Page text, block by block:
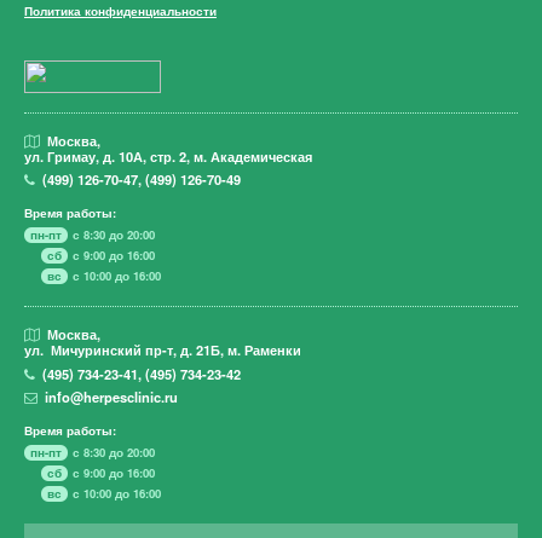
Политика конфиденциальности
Москва,
ул. Гримау, д. 10А, стр. 2, м. Академическая
(499)126-70-47,(499)126-70-49
Время работы:
пн-пт
с 8:30 до 20:00
сб
с 9:00 до 16:00
вс
с 10:00 до 16:00
Москва,
ул. Мичуринский пр-т,д. 21Б, м. Раменки
(495)734-23-41,(495)734-23-42
info@herpesclinic.ru
Время работы:
пн-пт
с 8:30 до 20:00
сб
с 9:00 до 16:00
вс
с 10:00 до 16:00